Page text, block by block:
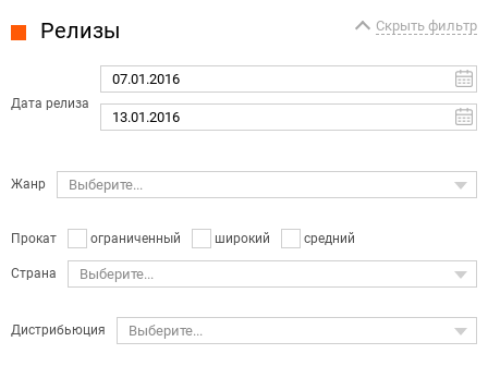
Скрыть фильтр
Релизы
Дата релиза
Жанр Выберите...
Прокат ограниченный широкий средний
Страна Выберите...
Дистрибьюция Выберите...